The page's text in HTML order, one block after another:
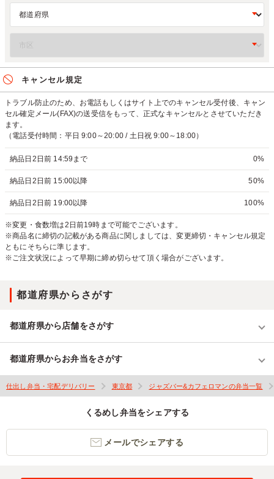
キャンセル規定
トラブル防止のため、お電話もしくはサイト上でのキャンセル受付後、キャン
セル確定メール(FAX)の送受信をもって、正式なキャンセルとさせていただき
ます。
（電話受付時間：平日 9:00～20:00 / 土日祝 9:00～18:00）
納品日2日前 14:59まで 0%
納品日2日前 15:00以降 50%
納品日2日前 19:00以降 100%
※変更・食数増は2日前19時まで可能でございます。
※商品名に締切の記載がある商品に関しましては、変更締切・キャンセル規定
ともにそちらに準じます。
※ご注文状況によって早期に締め切らせて頂く場合がございます。
都道府県からさがす
都道府県から店舗をさがす
都道府県からお弁当をさがす
仕出し弁当・宅配デリバリー 東京都 ジャズバー&カフェロマンの弁当一覧
くるめし弁当をシェアする
メールでシェアする